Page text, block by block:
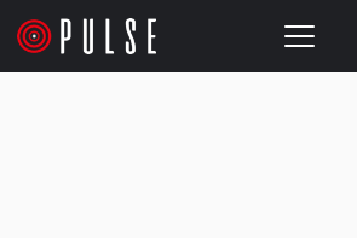
Toggle